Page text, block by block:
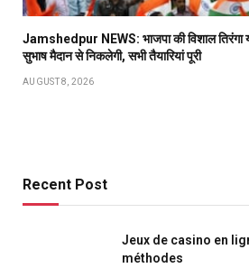
Jamshedpur NEWS: भाजपा की विशाल तिरंगा
सुभाष मैदान से निकलेगी, सभी तैयारियां पूरी
AUGUST 8, 2026
Recent Post
Jeux de casino en
méthodes